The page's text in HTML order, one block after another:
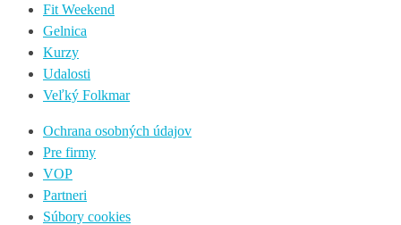
Fit Weekend
Gelnica
Kurzy
Udalosti
Veľký Folkmar
Ochrana osobných údajov
Pre firmy
VOP
Partneri
Súbory cookies